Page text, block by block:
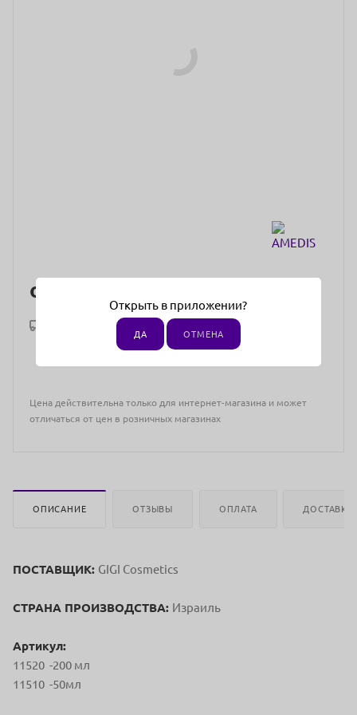
от
Рассчитать доставку
Цена действительна только для интернет-магазина и может
отличаться от цен в розничных магазинах
ОПИСАНИЕ ОТЗЫВЫ ОПЛАТА ДОСТАВКА
ПОСТАВЩИК: GIGI Cosmetics
СТРАНА ПРОИЗВОДСТВА: Израиль
Артикул:
11520 -200 мл
11510 -50мл
Открыть в приложении?
ДА ОТМЕНА